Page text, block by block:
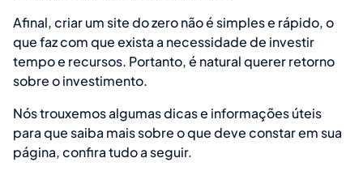
Afinal, criar um site do zero não é simples e rápido, o
que faz com que exista a necessidade de investir
tempo e recursos. Portanto, é natural querer retorno
sobre o investimento.
Nós trouxemos algumas dicas e informações úteis
para que saiba mais sobre o que deve constar em sua
página, confira tudo a seguir.